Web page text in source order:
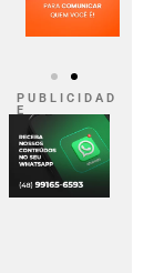
P U B L I C I D A D
E